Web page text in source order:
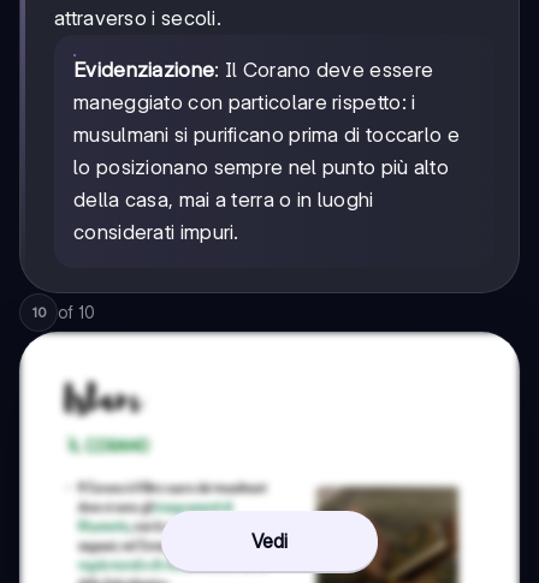
attraverso i secoli.
Evidenziazione: Il Corano deve essere
maneggiato con particolare rispetto: i
musulmani si purificano prima di toccarlo e
lo posizionano sempre nel punto più alto
della casa, mai a terra o in luoghi
considerati impuri.
10 of 10
Vedi